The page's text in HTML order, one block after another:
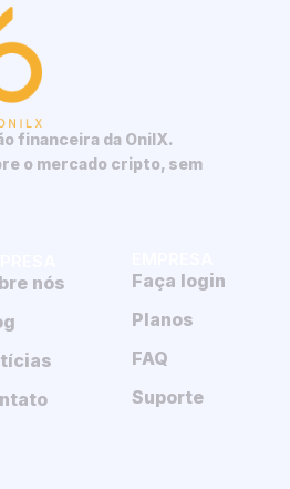
financeira da OnilX.
o mercado cripto, sem
nós
Faça login
Planos
FAQ
Suporte